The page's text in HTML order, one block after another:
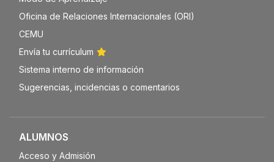
Oficina de Relaciones Internacionales (ORI)
CEMU
Envía tu currículum
Sistema interno de información
Sugerencias, incidencias o comentarios
ALUMNOS
Acceso y Admisión